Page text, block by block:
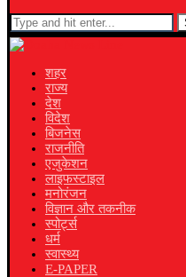
शहर
राज्य
देश
विदेश
बिजनेस
राजनीति
एजुकेशन
लाइफस्टाइल
मनोरंजन
विज्ञान और तकनीक
स्पोर्ट्स
धर्म
स्वास्थ्य
E-PAPER